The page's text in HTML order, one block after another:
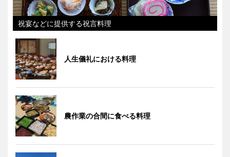
祝宴などに提供する祝言料理
人生儀礼における料理
農作業の合間に食べる料理